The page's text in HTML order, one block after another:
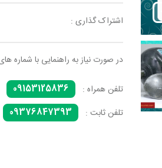
اشتراک گذاری :
در صورت نیاز به راهنمایی با شماره
تلفن همراه :
09153125836
تلفن ثابت :
09376847393